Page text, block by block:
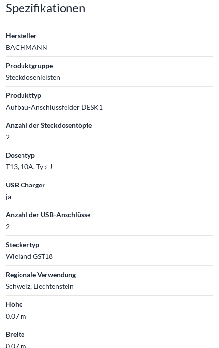
Spezifikationen
Hersteller
BACHMANN
Produktgruppe
Steckdosenleisten
Produkttyp
Aufbau-Anschlussfelder DESK1
Anzahl der Steckdosentöpfe
2
Dosentyp
T13, 10A, Typ-J
USB Charger
ja
Anzahl der USB-Anschlüsse
2
Steckertyp
Wieland GST18
Regionale Verwendung
Schweiz, Liechtenstein
Höhe
0.07 m
Breite
0.07 m